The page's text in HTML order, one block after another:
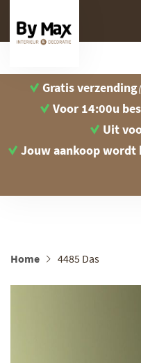
Gratis verzending
Voor 14:00u
Uit
Jouw aankoop wordt
Home 4485 Das